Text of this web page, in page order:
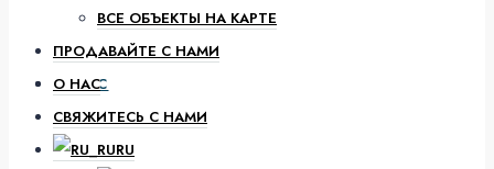
О НАС
ВСЕ ОБЪЕКТЫ НА КАРТЕ
ПРОДАВАЙТЕ С НАМИ
О НАС
СВЯЖИТЕСЬ С НАМИ
RU